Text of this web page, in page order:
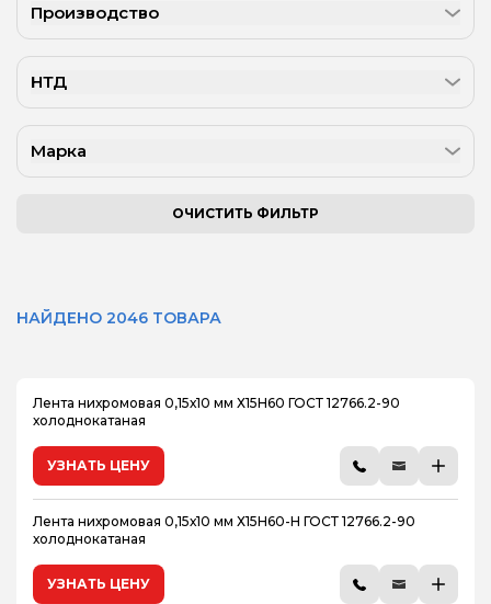
Производство
НТД
Марка
ОЧИСТИТЬ ФИЛЬТР
НАЙДЕНО 2046 ТОВАРА
Лента нихромовая 0,15х10 мм Х15Н60 ГОСТ 12766.2-90
холоднокатаная
УЗНАТЬ ЦЕНУ
Лента нихромовая 0,15х10 мм Х15Н60-Н ГОСТ 12766.2-90
холоднокатаная
УЗНАТЬ ЦЕНУ